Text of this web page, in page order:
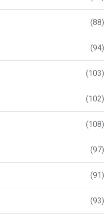
(88)
(94)
(103)
(102)
(108)
(97)
(91)
(93)